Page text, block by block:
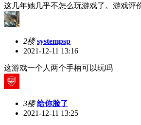
这几年她几乎不怎么玩游戏了。游戏评
2楼 systempsp
2021-12-11 13:16
这游戏一个人两个手柄可以玩吗
3楼 给你脸了
2021-12-11 13:25